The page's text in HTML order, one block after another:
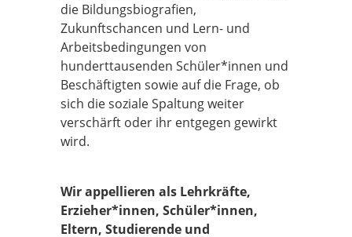
die Bildungsbiografien,
Zukunftschancen und Lern- und
Arbeitsbedingungen von
hunderttausenden Schüler*innen und
Beschäftigten sowie auf die Frage, ob
sich die soziale Spaltung weiter
verschärft oder ihr entgegen gewirkt
wird.
Wir appellieren als Lehrkräfte,
Erzieher*innen, Schüler*innen,
Eltern, Studierende und